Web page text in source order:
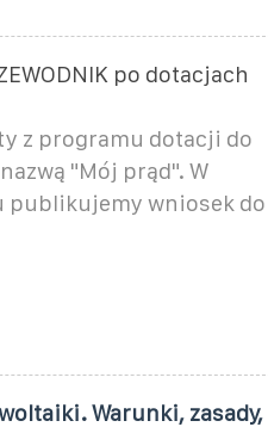
po dotacjach
z programu dotacji do
"Mój prąd". W
wniosek do
Warunki, zasady,